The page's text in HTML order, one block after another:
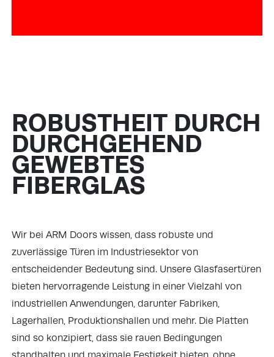
ROBUSTHEIT DURCH
DURCHGEHEND
GEWEBTES
FIBERGLAS
Wir bei ARM Doors wissen, dass robuste und
zuverlässige Türen im Industriesektor von
entscheidender Bedeutung sind. Unsere Glasfasertüren
bieten hervorragende Leistung in einer Vielzahl von
industriellen Anwendungen, darunter Fabriken,
Lagerhallen, Produktionshallen und mehr. Die Platten
sind so konzipiert, dass sie rauen Bedingungen